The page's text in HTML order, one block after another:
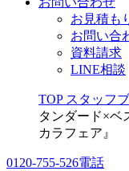
お見積も
お問い合
資料請求
LINE相談
TOP スタッフ
タンダード×ベ
カラフェア』
0120-755-526電話